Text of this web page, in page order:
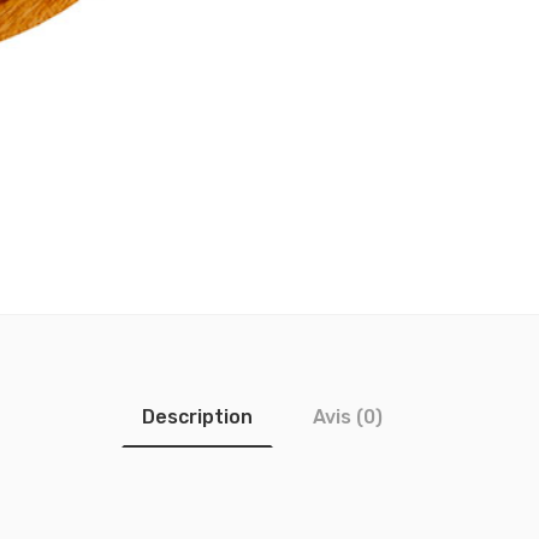
Description Avis (0)